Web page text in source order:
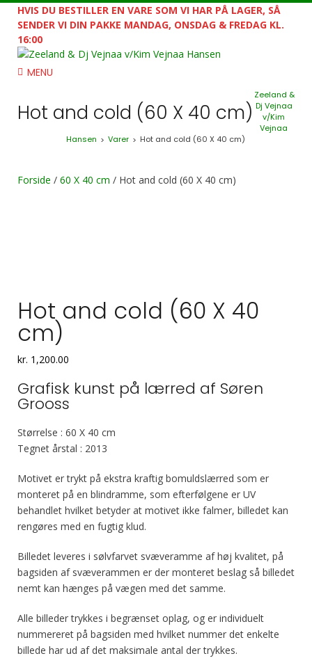
HVIS DU BESTILLER EN VARE SOM VI HAR PÅ LAGER, SÅ
SENDER VI DIN PAKKE MANDAG, ONSDAG & FREDAG KL.
16:00
MENU
Hot and cold (60 X 40 cm)
Zeeland &
Dj Vejnaa
v/Kim
Vejnaa
Hansen > Varer > Hot and cold (60 X 40 cm)
Forside / 60 X 40 cm / Hot and cold (60 X 40 cm)
Hot and cold (60 X 40
cm)
kr. 1,200.00
Grafisk kunst på lærred af Søren
Grooss
Størrelse : 60 X 40 cm
Tegnet årstal : 2013
Motivet er trykt på ekstra kraftig bomuldslærred som er
monteret på en blindramme, som efterfølgene er UV
behandlet hvilket betyder at motivet ikke falmer, billedet kan
rengøres med en fugtig klud.
Billedet leveres i sølvfarvet svæveramme af høj kvalitet, på
bagsiden af svæverammen er der monteret beslag så billedet
nemt kan hænges på vægen med det samme.
Alle billeder trykkes i begrænset oplag, og er individuelt
nummereret på bagsiden med hvilket nummer det enkelte
billede har ud af det maksimale antal der trykkes.